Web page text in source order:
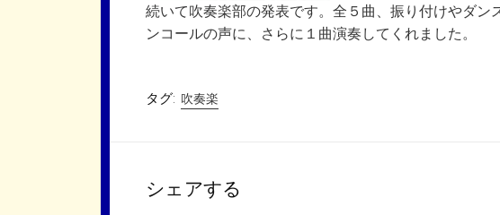
続いて吹奏楽部の発表です。全５曲、振り付けやダン
ンコールの声に、さらに１曲演奏してくれました。
タグ: 吹奏楽
シェアする